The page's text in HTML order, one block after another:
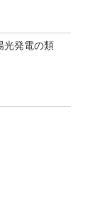
光発電の類